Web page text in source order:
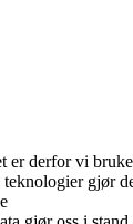
derfor vi
gjør